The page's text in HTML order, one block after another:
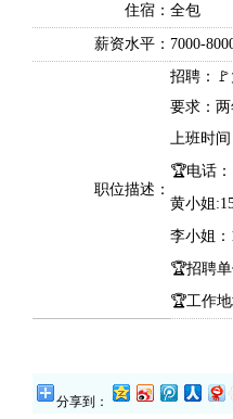
住宿： 全包
薪资水平： 7000-
职位描述：
招聘：
要求：
上班时间
🏆电话：
黄小姐
李小姐：
🏆招聘
🏆工作
分享到：